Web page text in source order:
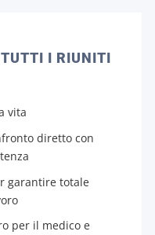
I RIUNITI
vita
diretto con
garantire totale
per il medico e